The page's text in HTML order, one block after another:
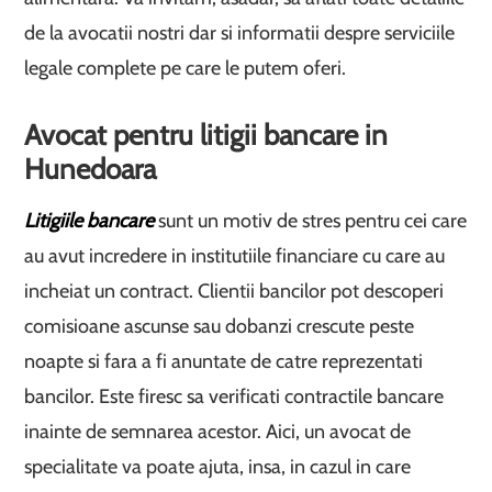
de la avocatii nostri dar si informatii despre serviciile
legale complete pe care le putem oferi.
Avocat pentru litigii bancare in
Hunedoara
Litigiile bancaresunt un motiv de stres pentru cei care
au avut incredere in institutiile financiare cu care au
incheiat un contract. Clientii bancilor pot descoperi
comisioane ascunse sau dobanzi crescute peste
noapte si fara a fi anuntate de catre reprezentati
bancilor. Este firesc sa verificati contractile bancare
inainte de semnarea acestor. Aici, un avocat de
specialitate va poate ajuta, insa, in cazul in care